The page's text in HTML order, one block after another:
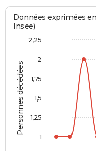
Personnes décédées
Données exprimées
Insee)
1
1,25
1,5
1,75
2
2,25